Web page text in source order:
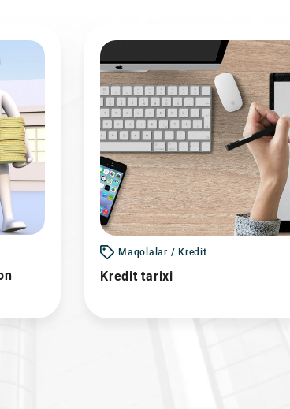
Maqolalar / Kredit
Kredit tarixi